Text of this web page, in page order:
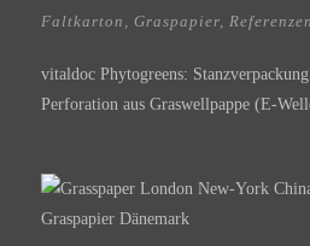
Faltkarton , Graspapier, Referenzen
vitaldoc Phytogreens:
Perforation aus Graswellpappe (E-